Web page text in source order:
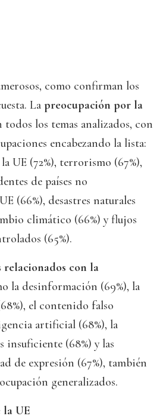
como confirman los
La preocupación por la
todos los temas analizados, con
encabezando la lista:
UE (72%), terrorismo (67%),
de países no
(66%), desastres naturales
climático (66%) y flujos
(65%).
relacionados con la
la desinformación (69%), la
el contenido falso
artificial (68%), la
(68%) y las
de expresión (67%), también
generalizados.
UE